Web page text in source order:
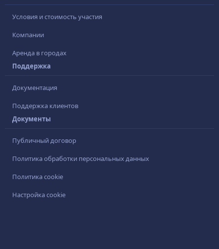
Условия и стоимость участия
Компании
Аренда в городах
Поддержка
Документация
Поддержка клиентов
Документы
Публичный договор
Политика обработки персональных данных
Политика cookie
Настройка cookie